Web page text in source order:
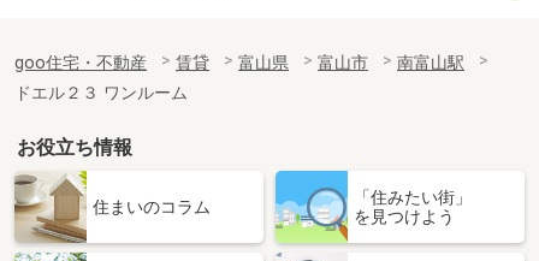
goo住宅・不動産 賃貸 富山県 富山市
南富山駅
ドエル２３ ワンルーム
お役立ち情報
住まいのコラム
「住みたい街」
を見つけよう